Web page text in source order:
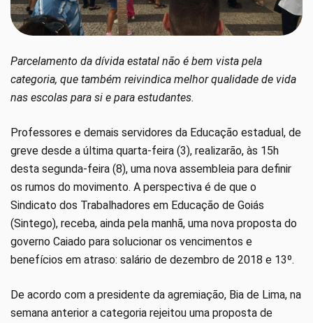
Parcelamento da dívida estatal não é bem vista pela
categoria, que também reivindica melhor qualidade de vida
nas escolas para si e para estudantes.
Professores e demais servidores da Educação estadual, de
greve desde a última quarta-feira (3), realizarão, às 15h
desta segunda-feira (8), uma nova assembleia para definir
os rumos do movimento. A perspectiva é de que o
Sindicato dos Trabalhadores em Educação de Goiás
(Sintego), receba, ainda pela manhã, uma nova proposta do
governo Caiado para solucionar os vencimentos e
benefícios em atraso: salário de dezembro de 2018 e 13º.
De acordo com a presidente da agremiação, Bia de Lima, na
semana anterior a categoria rejeitou uma proposta de